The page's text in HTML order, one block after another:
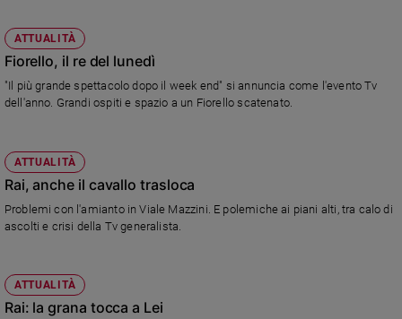
e
valori
Ambiente
e
Diritti
Aziende
di
valore
settimana
Migranti
ATTUALITÀ
Fiorello, il re del lunedì
"Il più grande spettacolo dopo il week end" si annuncia come l'evento Tv
dell'anno. Grandi ospiti e spazio a un Fiorello scatenato.
ATTUALITÀ
Rai, anche il cavallo trasloca
Problemi con l'amianto in Viale Mazzini. E polemiche ai piani alti, tra calo di
ascolti e crisi della Tv generalista.
ATTUALITÀ
Rai: la grana tocca a Lei